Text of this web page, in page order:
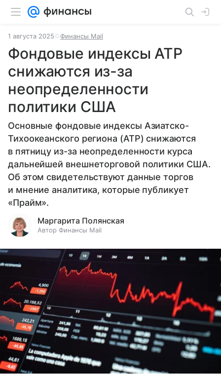
1 августа 2025 Финансы Mail
Фондовые индексы АТР
снижаются из-за
неопределенности
политики США
Основные фондовые индексы Азиатско-
Тихоокеанского региона (АТР) снижаются
в пятницу из-за неопределенности курса
дальнейшей внешнеторговой политики США.
Об этом свидетельствуют данные торгов
и мнение аналитика, которые публикует
«Прайм».
Маргарита Полянская
Автор Финансы Mail